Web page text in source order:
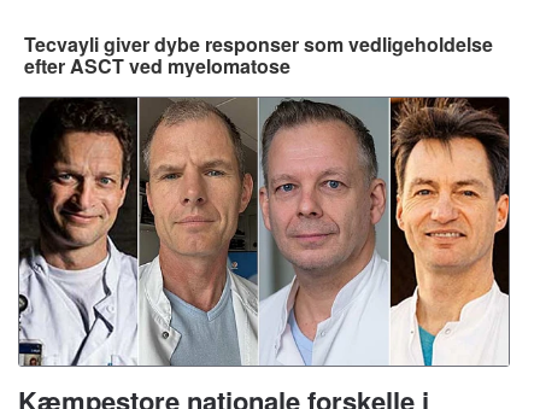
Tecvayli giver dybe responser som vedligeholdelse
efter ASCT ved myelomatose
Kæmpestore nationale forskelle i